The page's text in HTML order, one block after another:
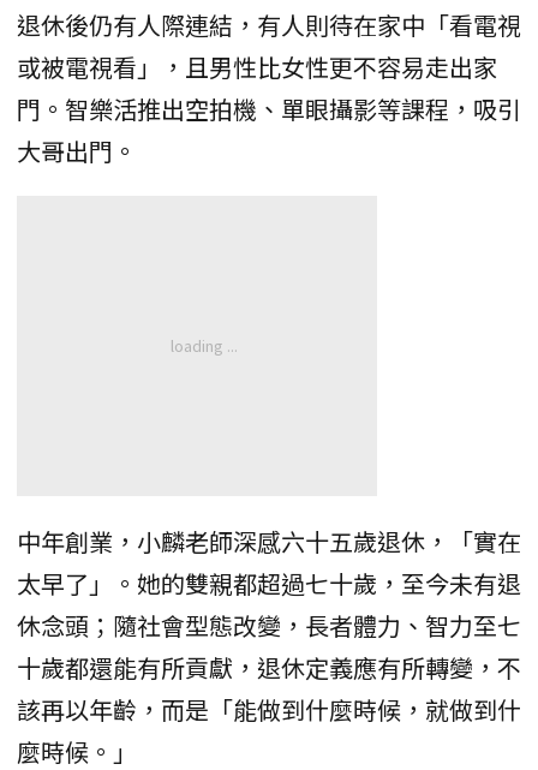
退休後仍有人際連結，有人則待在家中「看電視
或被電視看」，且男性比女性更不容易走出家
門。智樂活推出空拍機、單眼攝影等課程，吸引
大哥出門。
中年創業，小麟老師深感六十五歲退休，「實在
太早了」。她的雙親都超過七十歲，至今未有退
休念頭；隨社會型態改變，長者體力、智力至七
十歲都還能有所貢獻，退休定義應有所轉變，不
該再以年齡，而是「能做到什麼時候，就做到什
麼時候。」